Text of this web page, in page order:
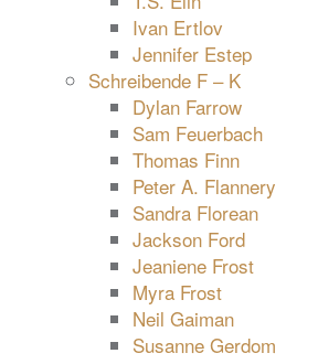
Ivan Ertlov
Jennifer Estep
Schreibende F – K
Dylan Farrow
Sam Feuerbach
Thomas Finn
Peter A. Flannery
Sandra Florean
Jackson Ford
Jeaniene Frost
Myra Frost
Neil Gaiman
Susanne Gerdom